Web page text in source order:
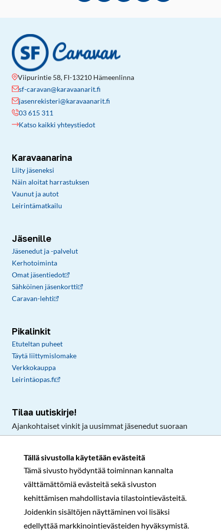
Tällä sivustolla käytetään evästeitä
Tämä sivusto hyödyntää toiminnan kannalta
välttämättömiä evästeitä sekä sivuston
kehittämisen mahdollistavia tilastointievästeitä.
Joidenkin sisältöjen näyttäminen voi lisäksi
edellyttää markkinointievästeiden hyväksymistä.
Viipurintie 58, FI-13210 Hämeenlinna
sf-caravan@karavaanarit.fi
jasenrekisteri@karavaanarit.fi
03 615 311
Katso kaikki yhteystiedot
Karavaanarina
Liity jäseneksi
Näin aloitat harrastuksen
Vaunut ja autot
Leirintämatkailu
Jäsenille
Jäsenedut ja -palvelut
Kerhotoiminta
Omat jäsentiedot
Sähköinen jäsenkortti
Caravan-lehti
Pikalinkit
Etuteltan puheet
Täytä liittymislomake
Verkkokauppa
Leirintäopas.fi
Tilaa uutiskirje!
Ajankohtaiset vinkit ja uusimmat jäsenedut suoraan